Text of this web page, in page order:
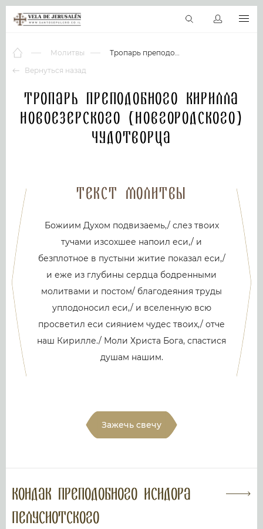
Виртуальные туры
RU
Вернуться назад
Молитвы Тропарь преподобного Кирилла Новоезерского (Новгородского) чудотворца
Тропарь преподобного Кирилла
Новоезерского (Новгородского)
чудотворца
Текст молитвы
Божиим Духом подвизаемь,/ слез твоих
тучами изсохшее напоил еси,/ и
безплотное в пустыни житие показал еси,/
и еже из глубины сердца бодренными
молитвами и постом/ благодеяния труды
уплодоносил еси,/ и вселенную всю
просветил еси сиянием чудес твоих,/ отче
наш Кирилле./ Моли Христа Бога, спастися
душам нашим.
Зажечь свечу
Кондак преподобного Исидора
Пелусиотского